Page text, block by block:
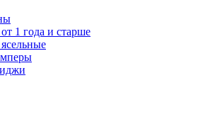
1 года и старше